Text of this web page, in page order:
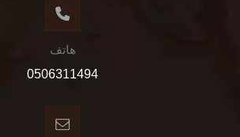
هاتف
0506311494